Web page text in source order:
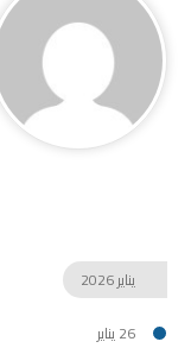
يناير2026
26 يناير